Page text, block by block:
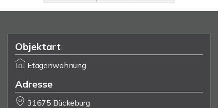
Objektart
Etagenwohnung
Adresse
31675 Bückeburg